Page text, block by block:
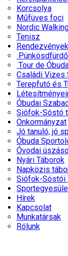
Korcsolya
Műfüves foci
Nordic
Tenisz
Rendezvények
Tour de
Családi Vizes
Terepfutó és
Óbudai
Siófok-Sóstó
Önkormányzat
Jó tanuló, jó
Óbuda
Óvodai
Nyári Táborok
Napközis
Siófok-Sóstói
Hírek
Kapcsolat
Munkatársak
Rólunk